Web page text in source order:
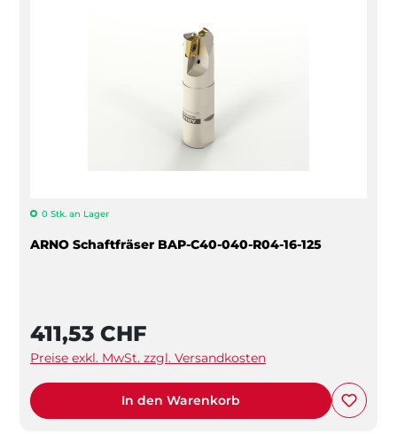
0 Stk. an Lager
ARNO Schaftfräser BAP-C40-040-R04-16-125
411,53 CHF
Preise exkl. MwSt. zzgl. Versandkosten
In den Warenkorb